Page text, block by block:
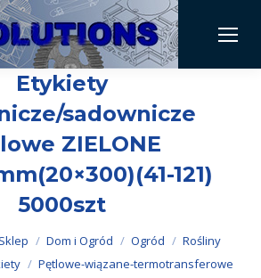
Etykiety
sadownicze
ZIELONE
121)
5000szt
Sklep Dom i Ogród Ogród
Rośliny
Pętlowe-wiązane-termotransferowe